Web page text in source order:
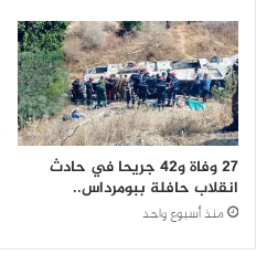
27 وفاة و42 جريحا في حادث
انقلاب حافلة ببومرداس..
منذ أسبوع واحد